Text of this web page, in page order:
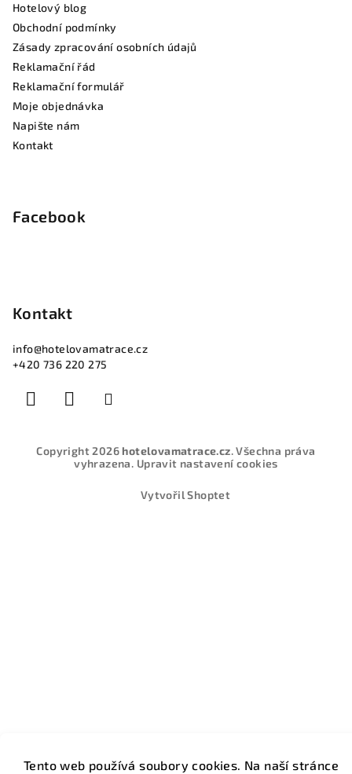
Tento web používá soubory cookies. Na naší stránce
Hotelový blog
Obchodní podmínky
Zásady zpracování osobních údajů
Reklamační řád
Reklamační formulář
Moje objednávka
Napište nám
Kontakt
Facebook
Kontakt
info@hotelovamatrace.cz
+420 736 220 275
Copyright 2026 hotelovamatrace.cz. Všechna práva
vyhrazena. Upravit nastavení cookies
Vytvořil Shoptet